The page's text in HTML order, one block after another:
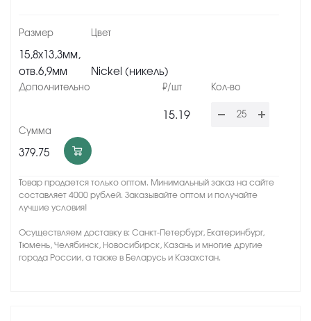
15,8х13,3мм,
отв.6,9мм
Nickel (никель)
15.19
379.75
Товар продается только оптом. Минимальный заказ на сайте
составляет 4000 рублей. Заказывайте оптом и получайте
лучшие условия!
Осуществляем доставку в: Санкт-Петербург, Екатеринбург,
Тюмень, Челябинск, Новосибирск, Казань и многие другие
города России, а также в Беларусь и Казахстан.